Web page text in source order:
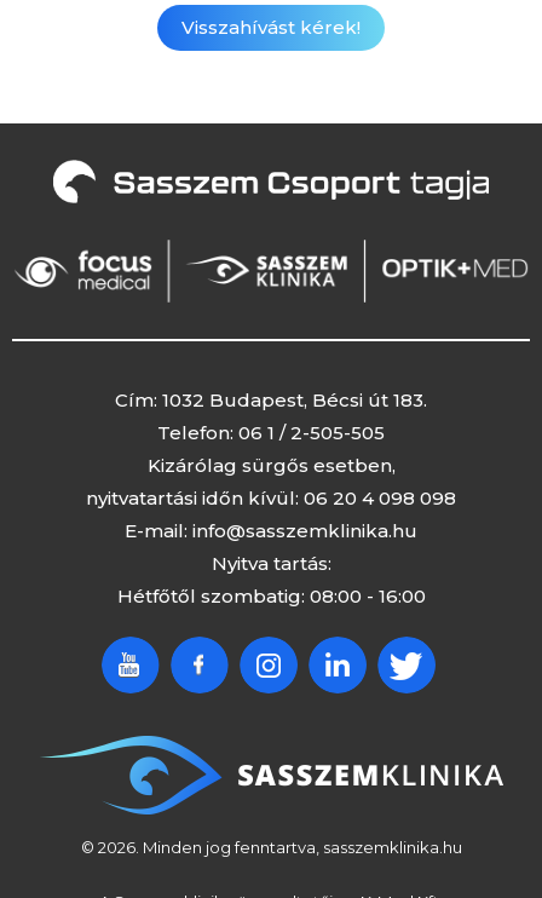
Cím: 1032 Budapest, Bécsi út 183.
Telefon: 06 1 / 2-505-505
Kizárólag sürgős esetben,
nyitvatartási időn kívül: 06 20 4 098 098
E-mail: info@sasszemklinika.hu
Nyitva tartás:
Hétfőtől szombatig: 08:00 - 16:00
© 2026. Minden jog fenntartva, sasszemklinika.hu